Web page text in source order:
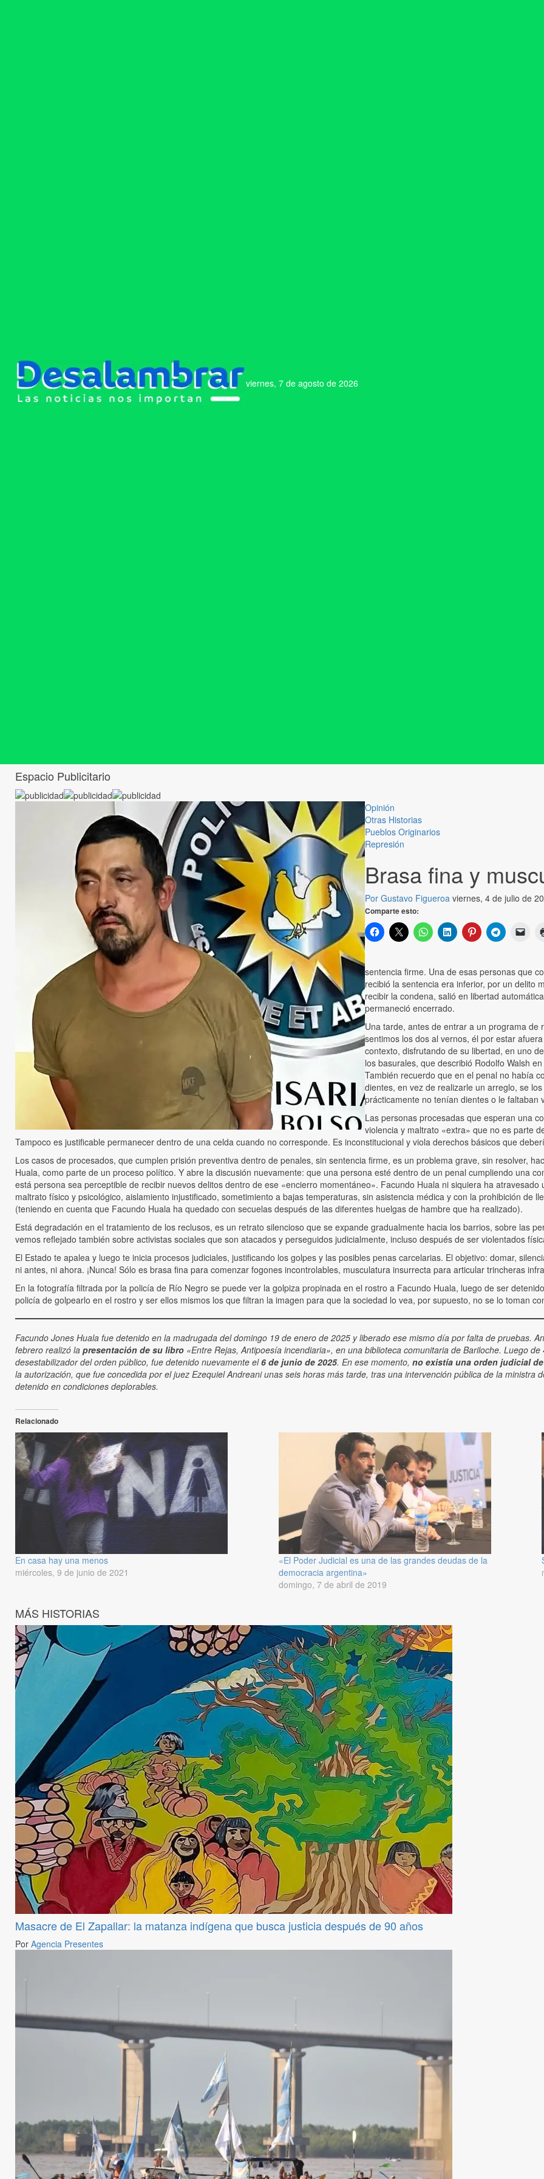
viernes, 7 de agosto de 2026
Espacio Publicitario
Opinión
Otras Historias
Pueblos Originarios
Represión
Brasa fina y
Por Gustavo Figueroa viernes, 4 de julio de
Comparte esto:
sentencia firme. Una de esas personas que
recibió la sentencia era inferior, por un delito
recibir la condena, salió en libertad
permaneció encerrado.
Una tarde, antes de entrar a un programa
sentimos los dos al vernos, él por estar
contexto, disfrutando de su libertad, en uno
los basurales, que describió Rodolfo Walsh
También recuerdo que en el penal no había
dientes, en vez de realizarle un arreglo, se
prácticamente no tenían dientes o le faltaban
Las personas procesadas que esperan una
violencia y maltrato «extra» que no es parte
Tampoco es justificable permanecer dentro de una celda cuando no corresponde. Es inconstitucional y viola derechos básicos que
Los casos de procesados, que cumplen prisión preventiva dentro de penales, sin sentencia firme, es un problema grave, sin resolver,
Huala, como parte de un proceso político. Y abre la discusión nuevamente: que una persona esté dentro de un penal cumpliendo una
está persona sea perceptible de recibir nuevos delitos dentro de ese «encierro momentáneo». Facundo Huala ni siquiera ha
maltrato físico y psicológico, aislamiento injustificado, sometimiento a bajas temperaturas, sin asistencia médica y con la prohibición de
(teniendo en cuenta que Facundo Huala ha quedado con secuelas después de las diferentes huelgas de hambre que ha realizado).
Está degradación en el tratamiento de los reclusos, es un retrato silencioso que se expande gradualmente hacia los barrios, sobre las
vemos reflejado también sobre activistas sociales que son atacados y perseguidos judicialmente, incluso después de ser violentados
El Estado te apalea y luego te inicia procesos judiciales, justificando los golpes y las posibles penas carcelarias. El objetivo: domar,
ni antes, ni ahora. ¡Nunca! Sólo es brasa fina para comenzar fogones incontrolables, musculatura insurrecta para articular trincheras
En la fotografía filtrada por la policía de Río Negro se puede ver la golpiza propinada en el rostro a Facundo Huala, luego de ser
policía de golpearlo en el rostro y ser ellos mismos los que filtran la imagen para que la sociedad lo vea, por supuesto, no se lo toman
Facundo Jones Huala fue detenido en la madrugada del domingo 19 de enero de 2025 y liberado ese mismo día por falta de pruebas.
febrero realizó la presentación de su libro «Entre Rejas, Antipoesía incendiaria», en una biblioteca comunitaria de Bariloche. Luego
desestabilizador del orden público, fue detenido nuevamente el6 de junio de 2025. En ese momento, no existía una orden judicial
la autorización, que fue concedida por el juez Ezequiel Andreani unas seis horas más tarde, tras una intervención pública de la ministra
detenido en condiciones deplorables.
Relacionado
En casa hay una menos
miércoles, 9 de junio de 2021
«El Poder Judicial es una de las grandes deudas de la
democracia argentina»
domingo, 7 de abril de 2019
MÁS HISTORIAS
Masacre de El Zapallar: la matanza indígena que busca justicia después de 90 años
Por Agencia Presentes